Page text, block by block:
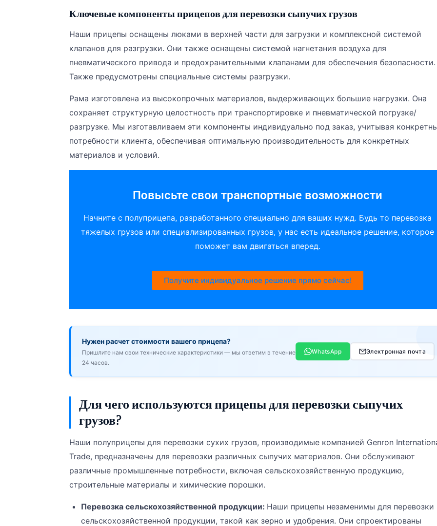
Ключевые компоненты прицепов для перевозки сыпучих грузов
Наши прицепы оснащены люками в верхней части для загрузки и комплексной системой
клапанов для разгрузки. Они также оснащены системой нагнетания воздуха для
пневматического привода и предохранительными клапанами для обеспечения безопасности.
Также предусмотрены специальные системы разгрузки.
Рама изготовлена из высокопрочных материалов, выдерживающих большие нагрузки. Она
сохраняет структурную целостность при транспортировке и пневматической погрузке/
разгрузке. Мы изготавливаем эти компоненты индивидуально под заказ, учитывая
потребности клиента, обеспечивая оптимальную производительность для конкретных
материалов и условий.
Повысьте свои транспортные возможности
Начните с полуприцепа, разработанного специально для ваших нужд. Будь то перевозка
тяжелых грузов или специализированных грузов, у нас есть идеальное решение, которое
поможет вам двигаться вперед.
Получите индивидуальное решение прямо сейчас!
Нужен расчет стоимости вашего прицепа?
Пришлите нам свои технические характеристики — мы ответим в течение
24 часов.
WhatsApp Электронная почта
Для чего используются прицепы для перевозки сыпучих
грузов?
Наши полуприцепы для перевозки сухих грузов, производимые компанией Genron
Trade, предназначены для перевозки различных сыпучих материалов. Они обслуживают
различные промышленные потребности, включая сельскохозяйственную продукцию,
строительные материалы и химические порошки.
Перевозка сельскохозяйственной продукции: Наши прицепы незаменимы для перевозки
сельскохозяйственной продукции, такой как зерно и удобрения. Они спроектированы